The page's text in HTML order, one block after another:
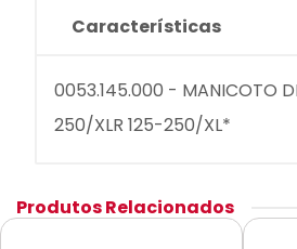
Características
0053.145.000 - MANICOTO
250/XLR 125-250/XL*
Produtos Relacionados